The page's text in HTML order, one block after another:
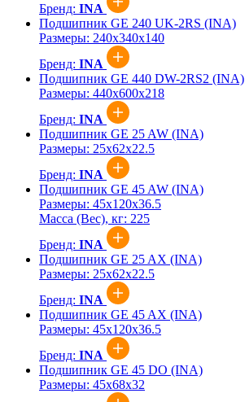
Бренд: INA
Подшипник GE 240 UK-2RS (INA)
Размеры: 240x340x140
Бренд: INA
Подшипник GE 440 DW-2RS2 (INA)
Размеры: 440x600x218
Бренд: INA
Подшипник GE 25 AW (INA)
Размеры: 25x62x22.5
Бренд: INA
Подшипник GE 45 AW (INA)
Размеры: 45x120x36.5
Масса (Вес), кг: 225
Бренд: INA
Подшипник GE 25 AX (INA)
Размеры: 25x62x22.5
Бренд: INA
Подшипник GE 45 AX (INA)
Размеры: 45x120x36.5
Бренд: INA
Подшипник GE 45 DO (INA)
Размеры: 45x68x32